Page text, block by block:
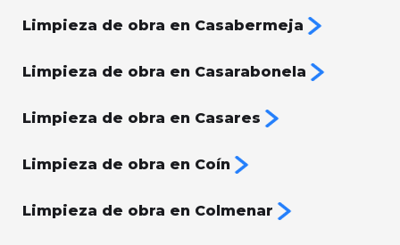
Limpieza de obra en Casabermeja
Limpieza de obra en Casarabonela
Limpieza de obra en Casares
Limpieza de obra en Coín
Limpieza de obra en Colmenar